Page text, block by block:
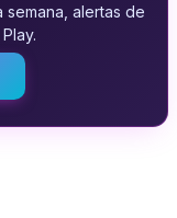
alertas de